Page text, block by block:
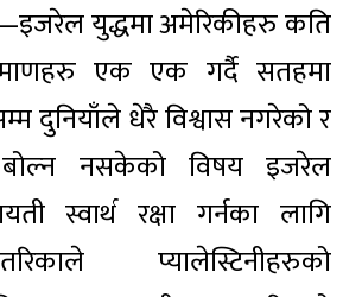
युद्धमा अमेरिकीहरु कति
एक एक गर्दै सतहमा
धेरै विश्वास नगरेको र
बोल्न नसकेको विषय इजरेल
स्वार्थ रक्षा गर्नका लागि
प्यालेस्टिनीहरुको